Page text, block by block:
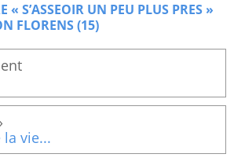
« S’ASSEOIR UN PEU PLUS PRES »
FLORENS (15)
la vie...